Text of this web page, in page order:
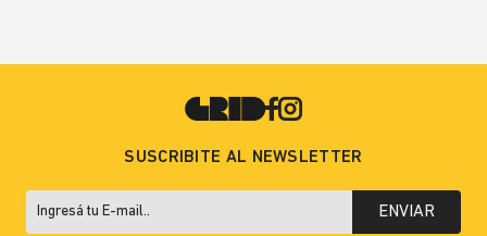
SUSCRIBITE AL NEWSLETTER
ENVIAR